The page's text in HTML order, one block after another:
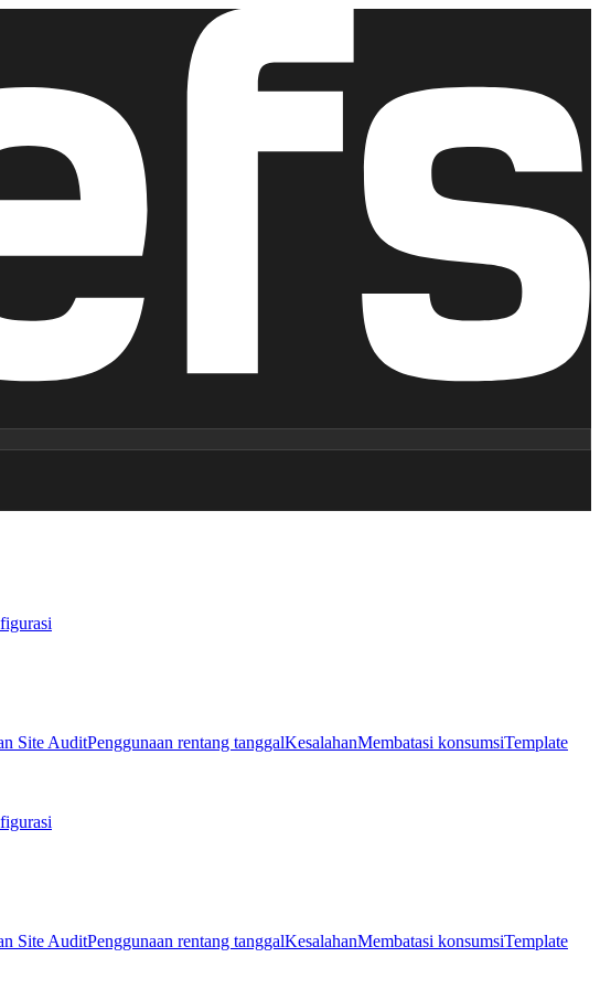
Site AuditPenggunaan rentang tanggalKesalahanMembatasi konsumsiTemplate
Site AuditPenggunaan rentang tanggalKesalahanMembatasi konsumsiTemplate